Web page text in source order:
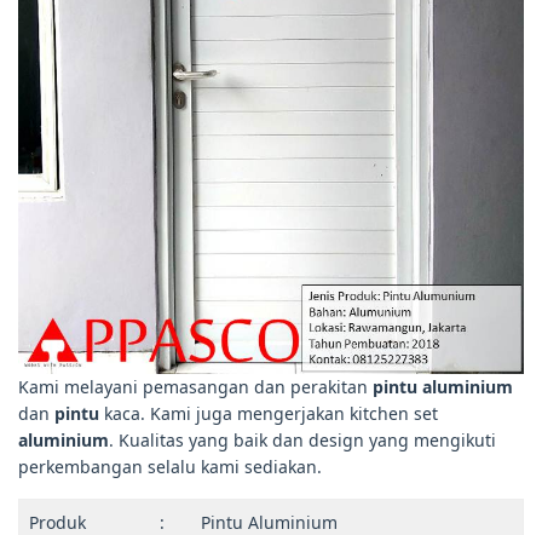
Kami melayani pemasangan dan perakitan pintu aluminium
dan pintu kaca. Kami juga mengerjakan kitchen set
aluminium. Kualitas yang baik dan design yang mengikuti
perkembangan selalu kami sediakan.
Produk :
Pintu Aluminium